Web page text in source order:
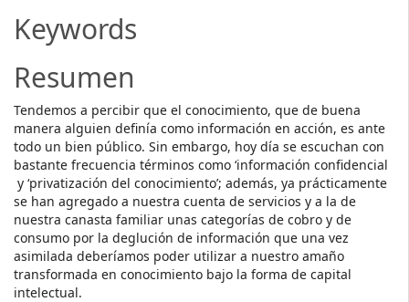
Keywords
Resumen
Tendemos a percibir que el conocimiento, que de buena
manera alguien definía como información en acción, es ante
todo un bien público. Sin embargo, hoy día se escuchan con
bastante frecuencia términos como ‘información confidencial
y ‘privatización del conocimiento’; además, ya prácticamente
se han agregado a nuestra cuenta de servicios y a la de
nuestra canasta familiar unas categorías de cobro y de
consumo por la deglución de información que una vez
asimilada deberíamos poder utilizar a nuestro amaño
transformada en conocimiento bajo la forma de capital
intelectual.